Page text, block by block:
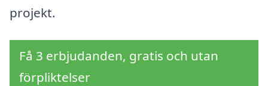
projekt.
Få 3 erbjudanden, gratis och utan
förpliktelser